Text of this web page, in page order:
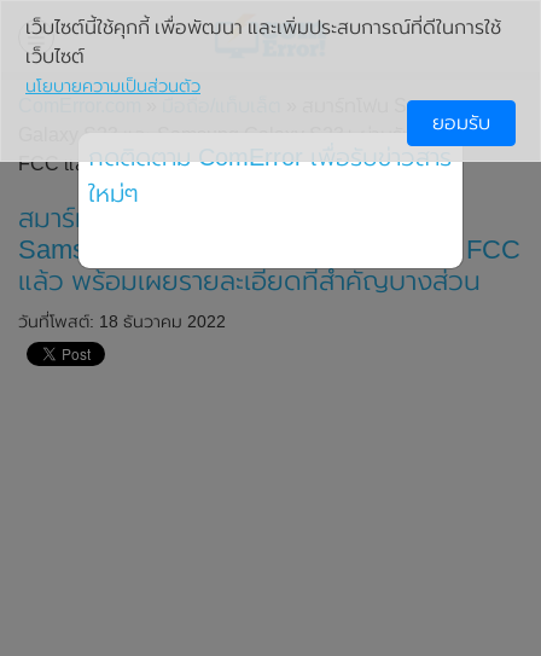
» สมาร์ทโฟน Samsung
Galaxy S23 และ Samsung Galaxy S23+ ผ่านรับรองจาก
FCC แล้ว พร้อมเผยรายละเอียดที่สำคัญบางส่วน
สมาร์ทโฟน Samsung Galaxy S23 และ
Samsung Galaxy S23+ ผ่านรับรองจาก FCC
แล้ว พร้อมเผยรายละเอียดที่สำคัญบางส่วน
วันที่โพสต์: 18 ธันวาคม 2022
เว็บไซต์นี้ใช้คุกกี้ เพื่อพัฒนา และเพิ่มประสบการณ์ที่ดีในการใช้
เว็บไซต์
นโยบายความเป็นส่วนตัว
ยอมรับ
กดติดตาม ComError เพื่อรับข่าวสาร
ใหม่ๆ